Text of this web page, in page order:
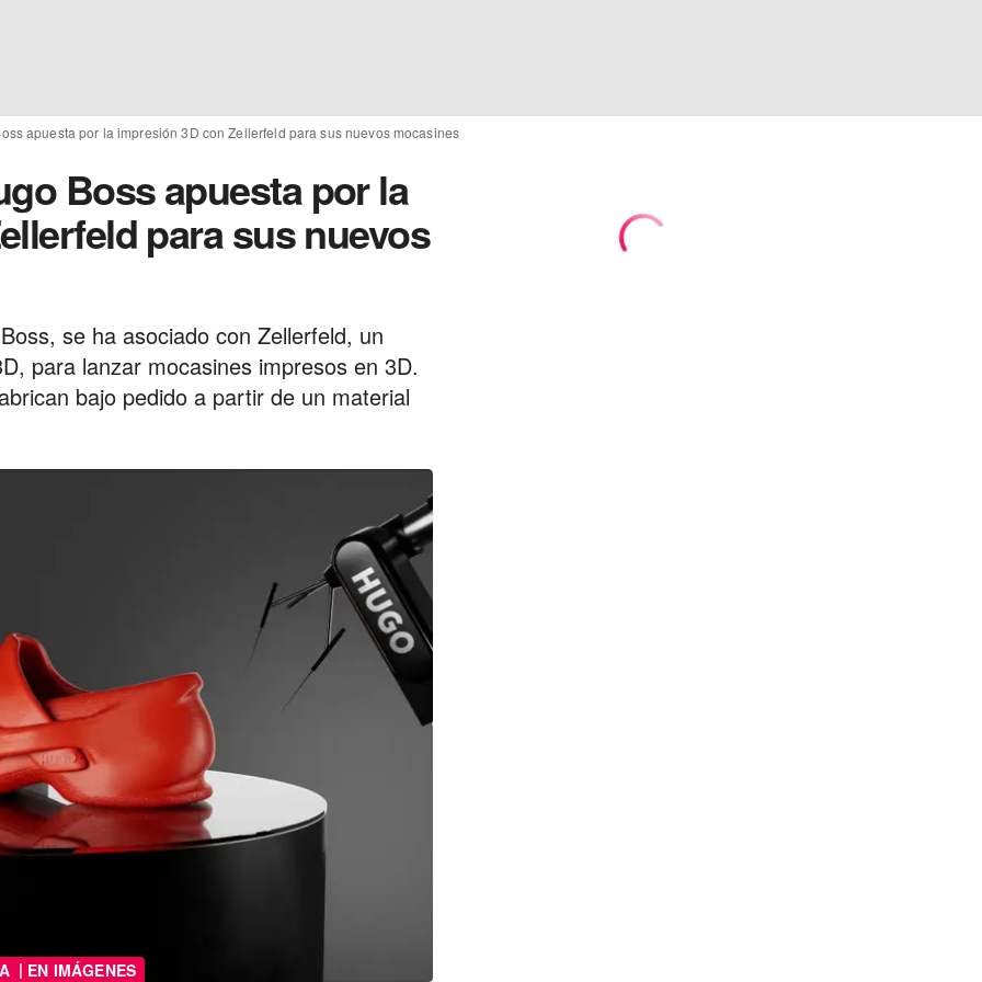
apuesta por la impresión 3D con Zellerfeld para sus nuevos mocasines
Boss apuesta por la
para sus nuevos
se ha asociado con Zellerfeld, un
para lanzar mocasines impresos en 3D.
bajo pedido a partir de un material
| EN IMÁGENES